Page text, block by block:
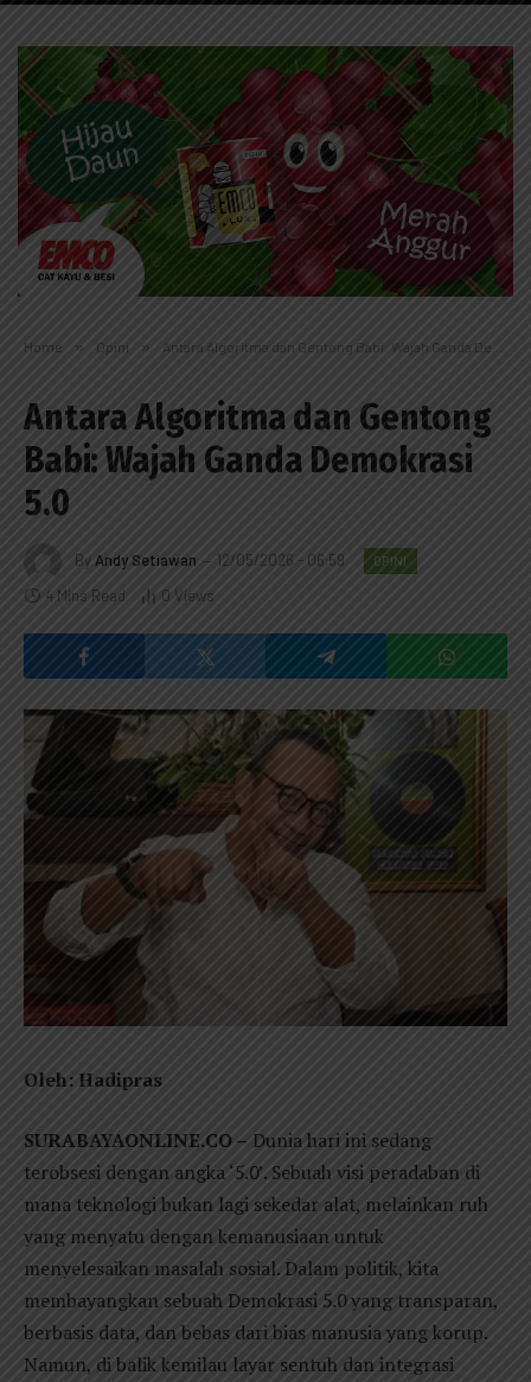
Home » Opini » Antara Algoritma dan Gentong Babi: Wajah Ganda Demokrasi 5.0
Antara Algoritma dan Gentong
Babi: Wajah Ganda Demokrasi
5.0
ByAndy Setiawan 12/05/2026 - 06:59 OPINI
4 Mins Read 0 Views
Oleh: Hadipras
SURABAYAONLINE.CO – Dunia hari ini sedang
terobsesi dengan angka ‘5.0’. Sebuah visi peradaban di
mana teknologi bukan lagi sekedar alat, melainkan ruh
yang menyatu dengan kemanusiaan untuk
menyelesaikan masalah sosial. Dalam politik, kita
membayangkan sebuah Demokrasi 5.0 yang transparan,
berbasis data, dan bebas dari bias manusia yang korup.
Namun, di balik kemilau layar sentuh dan integrasi